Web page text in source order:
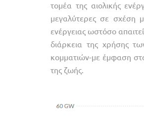
τομέα της αιολικής
μεγαλύτερες σε σχέση
ενέργειας ωστόσο
διάρκεια της χρήσης
κομματιών-με έμφαση
της ζωής.